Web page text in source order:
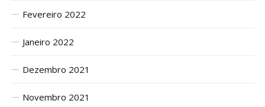
Fevereiro 2022
Janeiro 2022
Dezembro 2021
Novembro 2021